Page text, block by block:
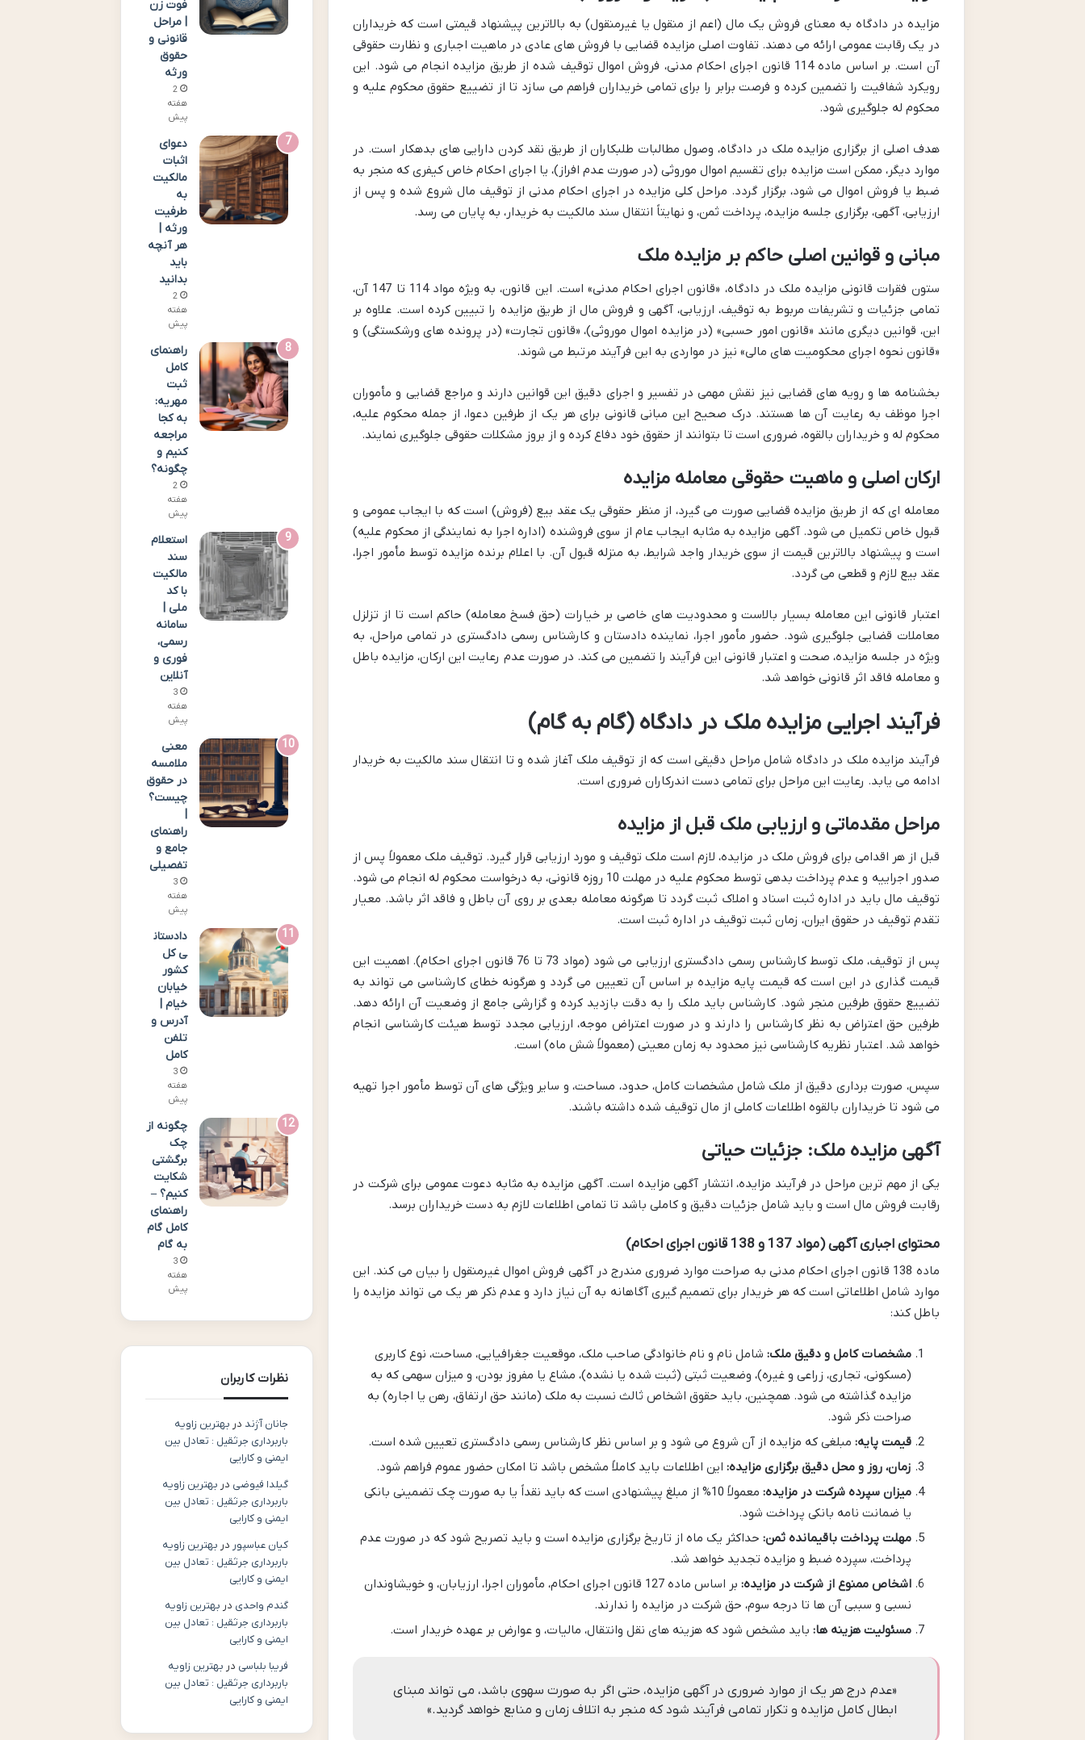
مزایده در دادگاه به معنای فروش یک مال (اعم از منقول یا غیرمنقول) به بالاترین پیشنهاد قیمتی است که خریداران
در یک رقابت عمومی ارائه می دهند. تفاوت اصلی مزایده قضایی با فروش های عادی در ماهیت اجباری و نظارت حقوقی
آن است. بر اساس ماده 114 قانون اجرای احکام مدنی، فروش اموال توقیف شده از طریق مزایده انجام می شود. این
رویکرد شفافیت را تضمین کرده و فرصت برابر را برای تمامی خریداران فراهم می سازد تا از تضییع حقوق محکوم علیه و
محکوم له جلوگیری شود.
هدف اصلی از برگزاری مزایده ملک در دادگاه، وصول مطالبات طلبکاران از طریق نقد کردن دارایی های بدهکار است. در
موارد دیگر، ممکن است مزایده برای تقسیم اموال موروثی (در صورت عدم افراز)، یا اجرای احکام خاص کیفری که منجر به
ضبط یا فروش اموال می شود، برگزار گردد. مراحل کلی مزایده در اجرای احکام مدنی از توقیف مال شروع شده و پس از
ارزیابی، آگهی، برگزاری جلسه مزایده، پرداخت ثمن، و نهایتاً انتقال سند مالکیت به خریدار، به پایان می رسد.
مبانی و قوانین اصلی حاکم بر مزایده ملک
ستون فقرات قانونی مزایده ملک در دادگاه، «قانون اجرای احکام مدنی» است. این قانون، به ویژه مواد 114 تا 147 آن،
تمامی جزئیات و تشریفات مربوط به توقیف، ارزیابی، آگهی و فروش مال از طریق مزایده را تبیین کرده است. علاوه بر
این، قوانین دیگری مانند «قانون امور حسبی» (در مزایده اموال موروثی)، «قانون تجارت» (در پرونده های ورشکستگی) و
«قانون نحوه اجرای محکومیت های مالی» نیز در مواردی به این فرآیند مرتبط می شوند.
بخشنامه ها و رویه های قضایی نیز نقش مهمی در تفسیر و اجرای دقیق این قوانین دارند و مراجع قضایی و مأموران
اجرا موظف به رعایت آن ها هستند. درک صحیح این مبانی قانونی برای هر یک از طرفین دعوا، از جمله محکوم علیه،
محکوم له و خریداران بالقوه، ضروری است تا بتوانند از حقوق خود دفاع کرده و از بروز مشکلات حقوقی جلوگیری نمایند.
ارکان اصلی و ماهیت حقوقی معامله مزایده
معامله ای که از طریق مزایده قضایی صورت می گیرد، از منظر حقوقی یک عقد بیع (فروش) است که با ایجاب عمومی و
قبول خاص تکمیل می شود. آگهی مزایده به مثابه ایجاب عام از سوی فروشنده (اداره اجرا به نمایندگی از محکوم علیه)
است و پیشنهاد بالاترین قیمت از سوی خریدار واجد شرایط، به منزله قبول آن. با اعلام برنده مزایده توسط مأمور اجرا،
عقد بیع لازم و قطعی می گردد.
اعتبار قانونی این معامله بسیار بالاست و محدودیت های خاصی بر خیارات (حق فسخ معامله) حاکم است تا از تزلزل
معاملات قضایی جلوگیری شود. حضور مأمور اجرا، نماینده دادستان و کارشناس رسمی دادگستری در تمامی مراحل، به
ویژه در جلسه مزایده، صحت و اعتبار قانونی این فرآیند را تضمین می کند. در صورت عدم رعایت این ارکان، مزایده باطل
و معامله فاقد اثر قانونی خواهد شد.
فرآیند اجرایی مزایده ملک در دادگاه (گام به گام)
فرآیند مزایده ملک در دادگاه شامل مراحل دقیقی است که از توقیف ملک آغاز شده و تا انتقال سند مالکیت به خریدار
ادامه می یابد. رعایت این مراحل برای تمامی دست اندرکاران ضروری است.
مراحل مقدماتی و ارزیابی ملک قبل از مزایده
قبل از هر اقدامی برای فروش ملک در مزایده، لازم است ملک توقیف و مورد ارزیابی قرار گیرد. توقیف ملک معمولاً پس از
صدور اجراییه و عدم پرداخت بدهی توسط محکوم علیه در مهلت 10 روزه قانونی، به درخواست محکوم له انجام می شود.
توقیف مال باید در اداره ثبت اسناد و املاک ثبت گردد تا هرگونه معامله بعدی بر روی آن باطل و فاقد اثر باشد. معیار
تقدم توقیف در حقوق ایران، زمان ثبت توقیف در اداره ثبت است.
پس از توقیف، ملک توسط کارشناس رسمی دادگستری ارزیابی می شود (مواد 73 تا 76 قانون اجرای احکام). اهمیت این
قیمت گذاری در این است که قیمت پایه مزایده بر اساس آن تعیین می گردد و هرگونه خطای کارشناسی می تواند به
تضییع حقوق طرفین منجر شود. کارشناس باید ملک را به دقت بازدید کرده و گزارشی جامع از وضعیت آن ارائه دهد.
طرفین حق اعتراض به نظر کارشناس را دارند و در صورت اعتراض موجه، ارزیابی مجدد توسط هیئت کارشناسی انجام
خواهد شد. اعتبار نظریه کارشناسی نیز محدود به زمان معینی (معمولاً شش ماه) است.
سپس، صورت برداری دقیق از ملک شامل مشخصات کامل، حدود، مساحت، و سایر ویژگی های آن توسط مأمور اجرا تهیه
می شود تا خریداران بالقوه اطلاعات کاملی از مال توقیف شده داشته باشند.
آگهی مزایده ملک: جزئیات حیاتی
یکی از مهم ترین مراحل در فرآیند مزایده، انتشار آگهی مزایده است. آگهی مزایده به مثابه دعوت عمومی برای شرکت در
رقابت فروش مال است و باید شامل جزئیات دقیق و کاملی باشد تا تمامی اطلاعات لازم به دست خریداران برسد.
محتوای اجباری آگهی (مواد 137 و 138 قانون اجرای احکام)
ماده 138 قانون اجرای احکام مدنی به صراحت موارد ضروری مندرج در آگهی فروش اموال غیرمنقول را بیان می کند. این
موارد شامل اطلاعاتی است که هر خریدار برای تصمیم گیری آگاهانه به آن نیاز دارد و عدم ذکر هر یک می تواند مزایده را
باطل کند:
مشخصات کامل و دقیق ملک: شامل نام و نام خانوادگی صاحب ملک، موقعیت جغرافیایی، مساحت، نوع کاربری
(مسکونی، تجاری، زراعی و غیره)، وضعیت ثبتی (ثبت شده یا نشده)، مشاع یا مفروز بودن، و میزان سهمی که به
مزایده گذاشته می شود. همچنین، باید حقوق اشخاص ثالث نسبت به ملک (مانند حق ارتفاق، رهن یا اجاره) به
صراحت ذکر شود.
قیمت پایه: مبلغی که مزایده از آن شروع می شود و بر اساس نظر کارشناس رسمی دادگستری تعیین شده است.
زمان، روز و محل دقیق برگزاری مزایده: این اطلاعات باید کاملاً مشخص باشد تا امکان حضور عموم فراهم شود.
میزان سپرده شرکت در مزایده:
معمولاً 10% از مبلغ پیشنهادی است که باید نقداً یا به صورت چک تضمینی بانکی
یا ضمانت نامه بانکی پرداخت شود.
مهلت پرداخت باقیمانده ثمن: حداکثر یک ماه از تاریخ برگزاری مزایده است و باید تصریح شود که در صورت عدم
پرداخت، سپرده ضبط و مزایده تجدید خواهد شد.
اشخاص ممنوع از شرکت در مزایده:
بر اساس ماده 127 قانون اجرای احکام، مأموران اجرا، ارزیابان، و خویشاوندان
نسبی و سببی آن ها تا درجه سوم، حق شرکت در مزایده را ندارند.
مسئولیت هزینه ها: باید مشخص شود که هزینه های نقل وانتقال، مالیات، و عوارض بر عهده خریدار است.
«عدم درج هر یک از موارد ضروری در آگهی مزایده، حتی اگر به صورت سهوی باشد، می تواند مبنای
ابطال کامل مزایده و تکرار تمامی فرآیند شود که منجر به اتلاف زمان و منابع خواهد گردید.»
فوت زن
| مراحل
قانونی و
حقوق
ورثه
2
هفته
پیش
دعوای
اثبات
مالکیت
به
طرفیت
ورثه |
هر آنچه
باید
بدانید
2
هفته
پیش
راهنمای
کامل
ثبت
مهریه:
به کجا
مراجعه
کنیم و
چگونه؟
2
هفته
پیش
استعلام
سند
مالکیت
با کد
ملی |
سامانه
رسمی،
فوری و
آنلاین
3
هفته
پیش
معنی
ملامسه
در حقوق
چیست؟
|
راهنمای
جامع و
تفصیلی
3
هفته
پیش
دادستان
ی کل
کشور
خیابان
خیام |
آدرس و
تلفن
کامل
3
هفته
پیش
چگونه از
چک
برگشتی
شکایت
کنیم؟ –
راهنمای
کامل گام
به گام
3
هفته
پیش
نظرات کاربران
جانان آژند در بهترین زاویه
باربرداری جرثقیل : تعادل بین
ایمنی و کارایی
گیلدا فیوضی در بهترین زاویه
باربرداری جرثقیل : تعادل بین
ایمنی و کارایی
کیان عباسپور در بهترین زاویه
باربرداری جرثقیل : تعادل بین
ایمنی و کارایی
گندم واحدی در بهترین زاویه
باربرداری جرثقیل : تعادل بین
ایمنی و کارایی
فریبا بلباسی در بهترین زاویه
باربرداری جرثقیل : تعادل بین
ایمنی و کارایی